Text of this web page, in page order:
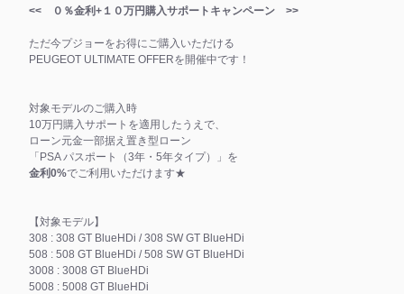
<< ０％金利+１０万円購入サポートキャンペーン >>
ただ今プジョーをお得にご購入いただける
PEUGEOT ULTIMATE OFFERを開催中です！
対象モデルのご購入時
10万円購入サポートを適用したうえで、
ローン元金一部据え置き型ローン
「PSA パスポート（3年・5年タイプ）」を
金利0%でご利用いただけます★
【対象モデル】
308 : 308 GT BlueHDi / 308 SW GT BlueHDi
508 : 508 GT BlueHDi / 508 SW GT BlueHDi
3008 : 3008 GT BlueHDi
5008 : 5008 GT BlueHDi